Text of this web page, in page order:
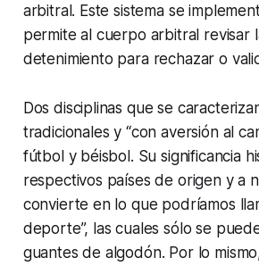
arbitral. Este sistema se
permite al cuerpo arbitral revisar
detenimiento para rechazar o
Dos disciplinas que se
tradicionales y “con aversión al
fútbol y béisbol. Su significancia
respectivos países de origen y a
convierte en lo que podríamos
deporte”, las cuales sólo se
guantes de algodón. Por lo